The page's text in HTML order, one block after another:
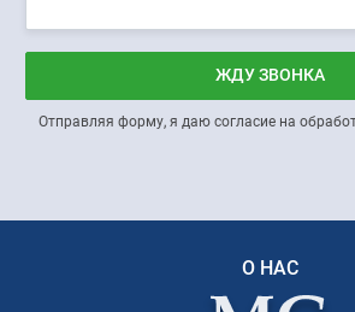
ЖДУ ЗВОНКА
Отправляя форму, я даю согласие на
О НАС